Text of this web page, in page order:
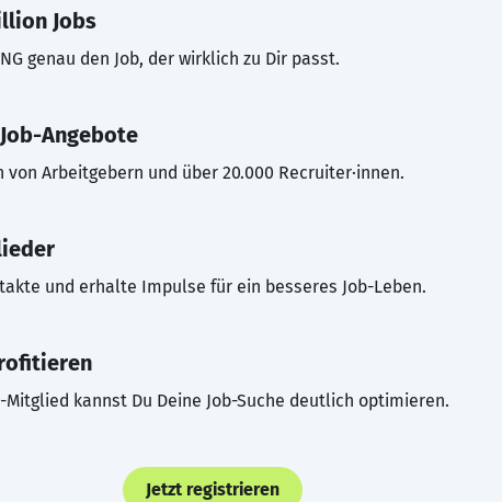
Jobs
genau den Job, der wirklich zu Dir passt.
Angebote
von Arbeitgebern und über 20.000 Recruiter·innen.
und erhalte Impulse für ein besseres Job-Leben.
Mitglied kannst Du Deine Job-Suche deutlich optimieren.
Jetzt registrieren